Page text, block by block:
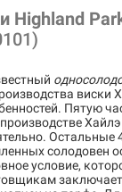
Highland
виски
Пятую
солодовен
условие,